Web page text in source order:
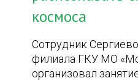
космоса
Сотрудник
филиала ГКУ МО
организовал